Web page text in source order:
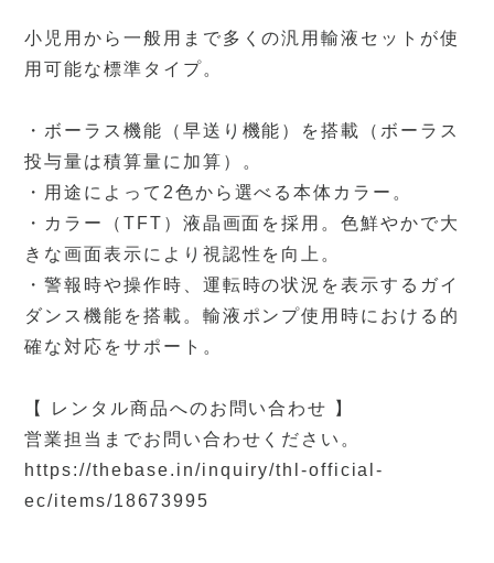
小児用から一般用まで多くの汎用輸液セットが使
用可能な標準タイプ。
・ボーラス機能（早送り機能）を搭載（ボーラス
投与量は積算量に加算）。
・用途によって2色から選べる本体カラー。
・カラー（TFT）液晶画面を採用。色鮮やかで大
きな画面表示により視認性を向上。
・警報時や操作時、運転時の状況を表示するガイ
ダンス機能を搭載。輸液ポンプ使用時における的
確な対応をサポート。
【 レンタル商品へのお問い合わせ 】
営業担当までお問い合わせください。
https://thebase.in/inquiry/thl-official-
ec/items/18673995